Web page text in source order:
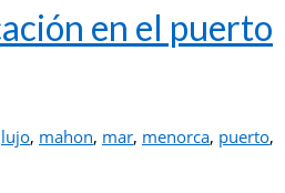
en el puerto
lujo, mahon, mar, menorca, puerto,